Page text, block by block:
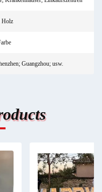
Holz
Guangzhou; usw.